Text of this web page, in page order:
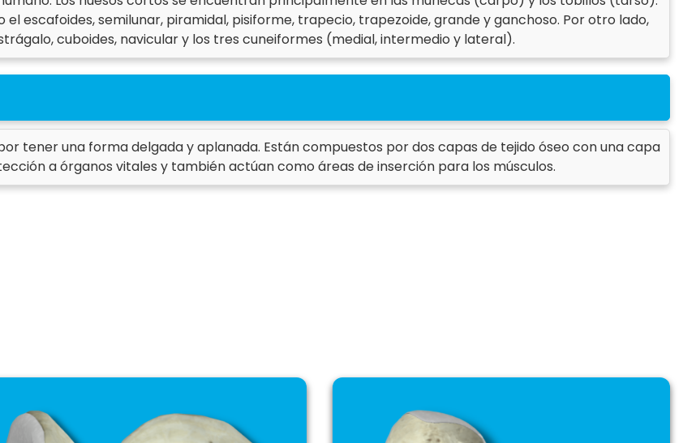
escafoides, semilunar, piramidal, pisiforme, trapecio, trapezoide, grande y ganchoso. Por otro lado,
cuboides, navicular y los tres cuneiformes (medial, intermedio y lateral).
tener una forma delgada y aplanada. Están compuestos por dos capas de tejido óseo con una capa
a órganos vitales y también actúan como áreas de inserción para los músculos.